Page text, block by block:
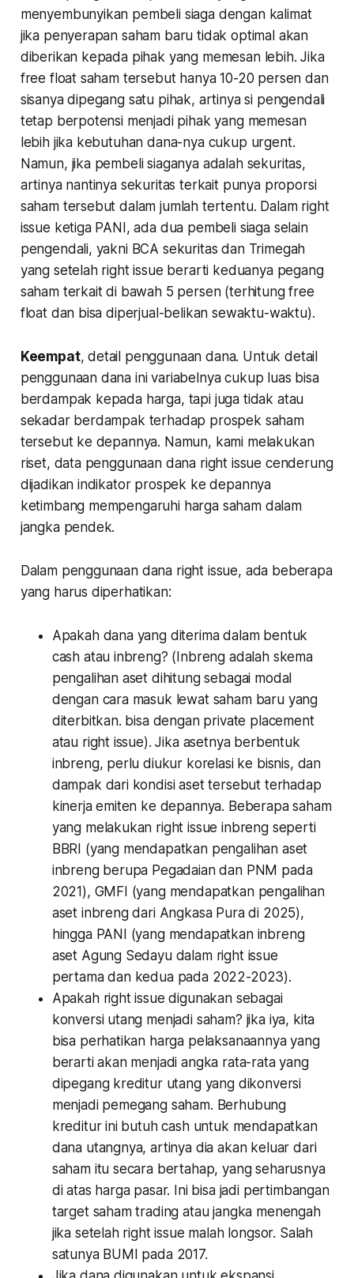
menyembunyikan pembeli siaga dengan kalimat
jika penyerapan saham baru tidak optimal akan
diberikan kepada pihak yang memesan lebih. Jika
free float saham tersebut hanya 10-20 persen dan
sisanya dipegang satu pihak, artinya si pengendali
tetap berpotensi menjadi pihak yang memesan
lebih jika kebutuhan dana-nya cukup urgent.
Namun, jika pembeli siaganya adalah sekuritas,
artinya nantinya sekuritas terkait punya proporsi
saham tersebut dalam jumlah tertentu. Dalam right
issue ketiga PANI, ada dua pembeli siaga selain
pengendali, yakni BCA sekuritas dan Trimegah
yang setelah right issue berarti keduanya pegang
saham terkait di bawah 5 persen (terhitung free
float dan bisa diperjual-belikan sewaktu-waktu).
Keempat, detail penggunaan dana. Untuk detail
penggunaan dana ini variabelnya cukup luas bisa
berdampak kepada harga, tapi juga tidak atau
sekadar berdampak terhadap prospek saham
tersebut ke depannya. Namun, kami melakukan
riset, data penggunaan dana right issue cenderung
dijadikan indikator prospek ke depannya
ketimbang mempengaruhi harga saham dalam
jangka pendek.
Dalam penggunaan dana right issue, ada beberapa
yang harus diperhatikan:
Apakah dana yang diterima dalam bentuk
cash atau inbreng? (Inbreng adalah skema
pengalihan aset dihitung sebagai modal
dengan cara masuk lewat saham baru yang
diterbitkan. bisa dengan private placement
atau right issue). Jika asetnya berbentuk
inbreng, perlu diukur korelasi ke bisnis, dan
dampak dari kondisi aset tersebut terhadap
kinerja emiten ke depannya. Beberapa saham
yang melakukan right issue inbreng seperti
BBRI (yang mendapatkan pengalihan aset
inbreng berupa Pegadaian dan PNM pada
2021), GMFI (yang mendapatkan pengalihan
aset inbreng dari Angkasa Pura di 2025),
hingga PANI (yang mendapatkan inbreng
aset Agung Sedayu dalam right issue
pertama dan kedua pada 2022-2023).
Apakah right issue digunakan sebagai
konversi utang menjadi saham? jika iya, kita
bisa perhatikan harga pelaksanaannya yang
berarti akan menjadi angka rata-rata yang
dipegang kreditur utang yang dikonversi
menjadi pemegang saham. Berhubung
kreditur ini butuh cash untuk mendapatkan
dana utangnya, artinya dia akan keluar dari
saham itu secara bertahap, yang seharusnya
di atas harga pasar. Ini bisa jadi pertimbangan
target saham trading atau jangka menengah
jika setelah right issue malah longsor. Salah
satunya BUMI pada 2017.